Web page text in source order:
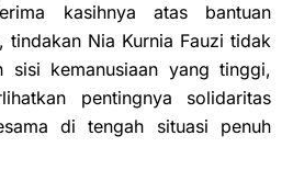
kasihnya atas bantuan
tindakan Nia Kurnia Fauzi tidak
sisi kemanusiaan yang tinggi,
pentingnya solidaritas
di tengah situasi penuh